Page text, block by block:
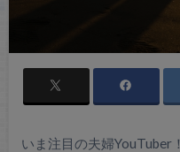
いま注目の夫婦YouTuber！